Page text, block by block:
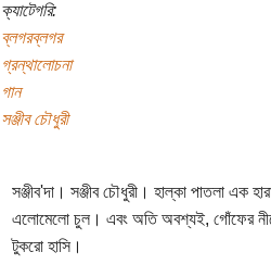
ক্যাটেগরি:
ব্লগরব্লগর
গ্রন্থালোচনা
গান
সঞ্জীব চৌধুরী
সঞ্জীব'দা। সঞ্জীব চৌধুরী। হাল্কা পাতলা এক
এলোমেলো চুল। এবং অতি অবশ্যই, গোঁফের
টুকরো হাসি।